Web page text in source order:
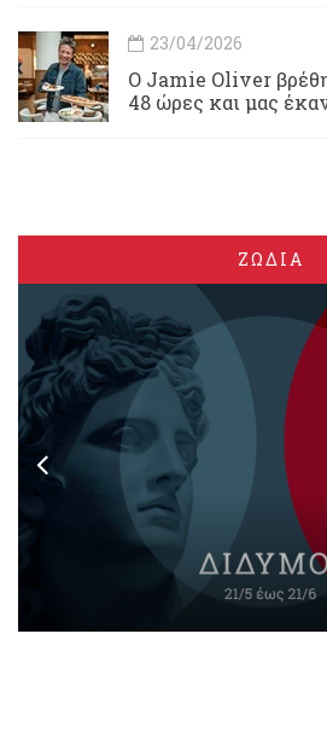
23/04/2026
Ο Jamie Oliver
48 ώρες και μας
ΖΩΔΙΑ